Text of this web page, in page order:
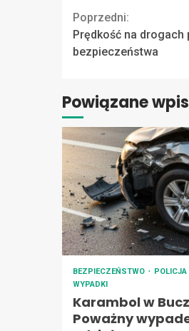
Continue
Reading
Poprzedni:
Prędkość na drogach
bezpieczeństwa
Powiązane
BEZPIECZEŃSTWO
POLICJA
WYPADKI
Karambol w
Poważny